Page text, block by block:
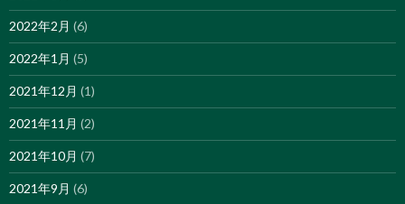
2022年2月 (6)
2022年1月 (5)
2021年12月 (1)
2021年11月 (2)
2021年10月 (7)
2021年9月 (6)